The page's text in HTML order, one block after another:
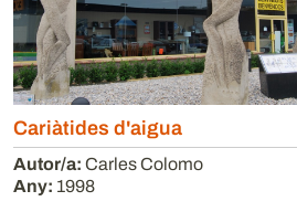
Cariàtides d'aigua
Autor/a: Carles Colomo
Any: 1998